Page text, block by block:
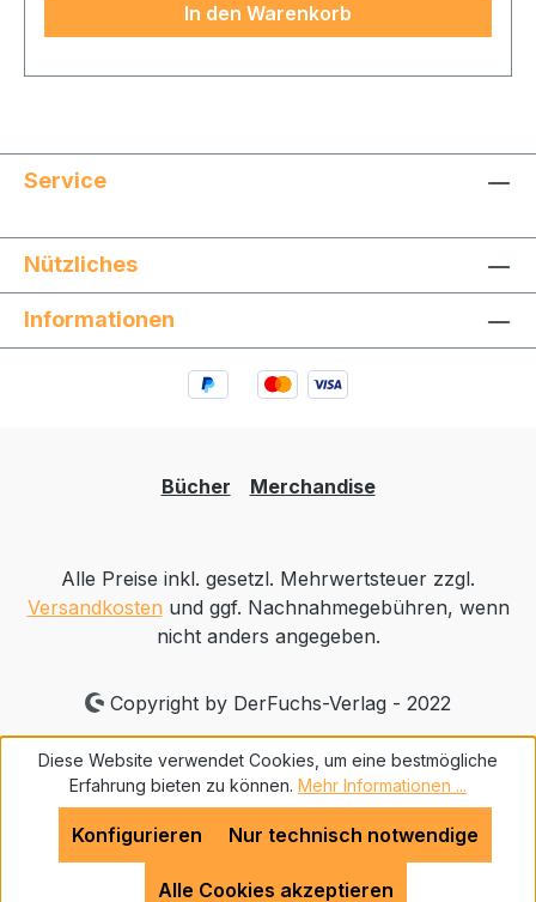
In den Warenkorb
Service
Nützliches
Informationen
Bücher Merchandise
Alle Preise inkl. gesetzl. Mehrwertsteuer zzgl.
Versandkosten und ggf. Nachnahmegebühren, wenn
nicht anders angegeben.
Copyright by DerFuchs-Verlag - 2022
Diese Website verwendet Cookies, um eine bestmögliche
Erfahrung bieten zu können. Mehr Informationen ...
Nur technisch notwendige
Konfigurieren
Alle Cookies akzeptieren